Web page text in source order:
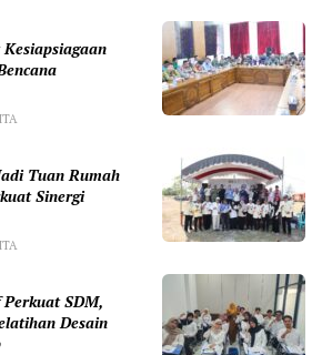
Tuan Rumah
Sinergi
SDM,
Desain